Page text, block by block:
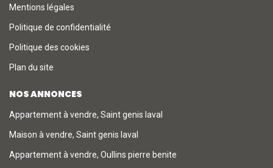
Mentions légales
Politique de confidentialité
Politique des cookies
Plan du site
NOS ANNONCES
Appartement à vendre, Saint genis laval
Maison à vendre, Saint genis laval
Appartement à vendre, Oullins pierre benite